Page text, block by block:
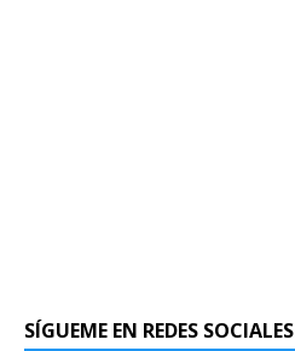
SÍGUEME EN REDES SOCIALES